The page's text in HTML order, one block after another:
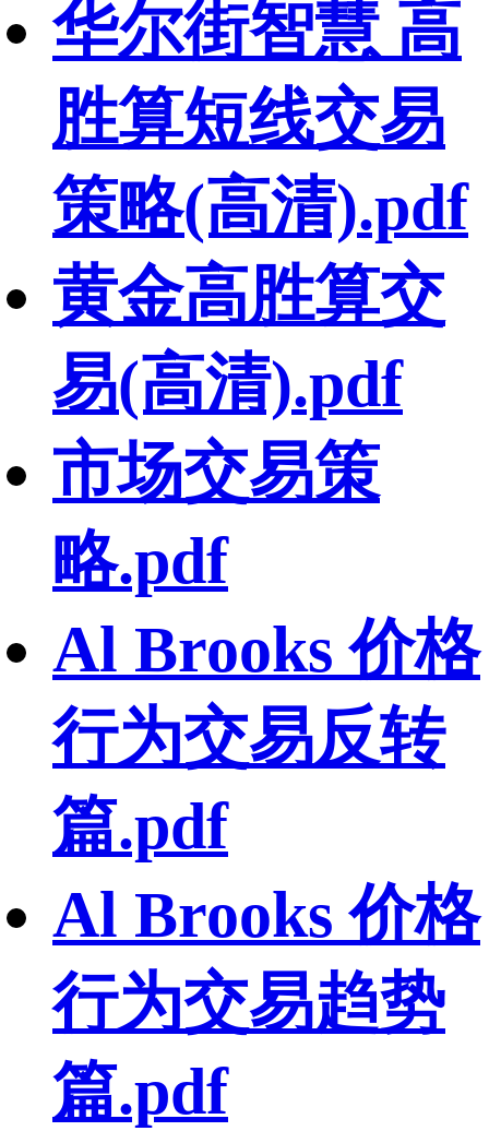
华尔街智慧 高
胜算短线交易
策略(高清).pdf
黄金高胜算交
易(高清).pdf
市场交易策
略.pdf
Al Brooks 价格
行为交易反转
篇.pdf
Al Brooks 价格
行为交易趋势
篇.pdf